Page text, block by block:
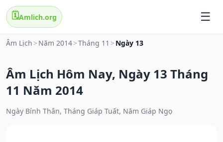
🗓️Amlich.org
Âm Lịch > Năm 2014>Tháng 11 > Ngày 13
Âm Lịch Hôm Nay, Ngày 13 Tháng
11 Năm 2014
Ngày Bính Thân, Tháng Giáp Tuất, Năm Giáp Ngọ